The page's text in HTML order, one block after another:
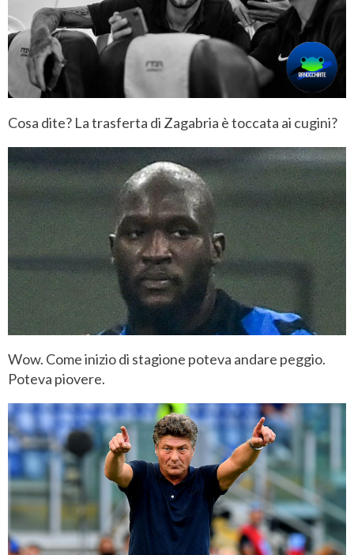
Cosa dite? La trasferta di Zagabria è toccata ai cugini?
Wow. Come inizio di stagione poteva andare peggio.
Poteva piovere.